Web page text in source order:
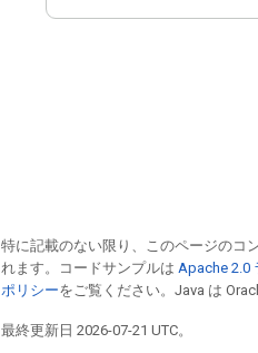
特に記載のない限り、このページのコ
れます。コードサンプルは Apache 2.0
ポリシーをご覧ください。Java は
最終更新日 2026-07-21 UTC。